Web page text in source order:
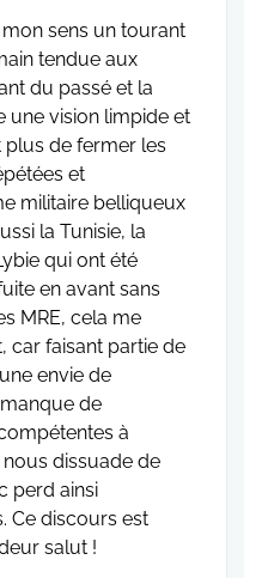
sens un tourant
tendue aux
du passé et la
une vision limpide et
plus de fermer les
et
militaire belliqueux
la Tunisie, la
qui ont été
en avant sans
MRE, cela me
car faisant partie de
envie de
de
à
dissuade de
perd ainsi
Ce discours est
salut !